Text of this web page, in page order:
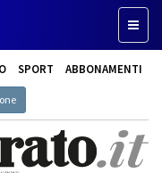
SPORT ABBONAMENTI